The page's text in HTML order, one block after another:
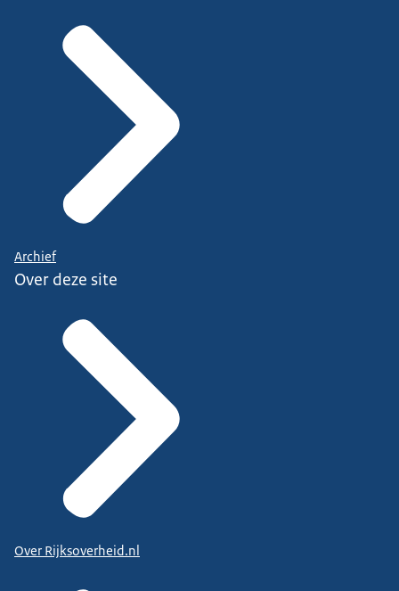
Archief
Over deze site
Over Rijksoverheid.nl